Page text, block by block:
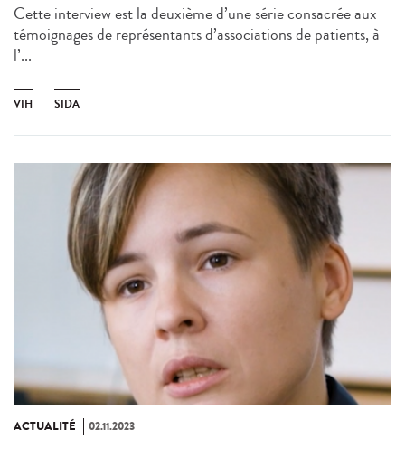
Cette interview est la deuxième d’une série consacrée aux
témoignages de représentants d’associations de patients, à
l’...
VIH SIDA
ACTUALITÉ 02.11.2023